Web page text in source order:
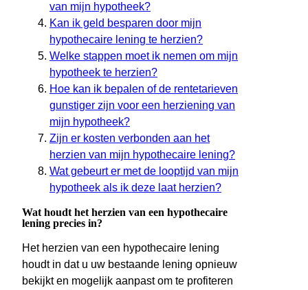
van mijn hypotheek?
Kan ik geld besparen door mijn
hypothecaire lening te herzien?
Welke stappen moet ik nemen om mijn
hypotheek te herzien?
Hoe kan ik bepalen of de rentetarieven
gunstiger zijn voor een herziening van
mijn hypotheek?
Zijn er kosten verbonden aan het
herzien van mijn hypothecaire lening?
Wat gebeurt er met de looptijd van mijn
hypotheek als ik deze laat herzien?
Wat houdt het herzien van een hypothecaire
lening precies in?
Het herzien van een hypothecaire lening
houdt in dat u uw bestaande lening opnieuw
bekijkt en mogelijk aanpast om te profiteren